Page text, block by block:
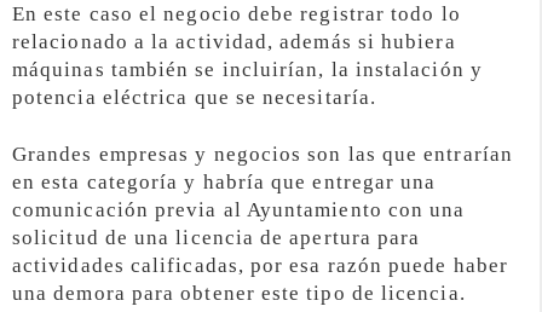
En este caso el negocio debe registrar todo lo
relacionado a la actividad, además si hubiera
máquinas también se incluirían, la instalación y
potencia eléctrica que se necesitaría.
Grandes empresas y negocios son las que entrarían
en esta categoría y habría que entregar una
comunicación previa al Ayuntamiento con una
solicitud de una licencia de apertura para
actividades calificadas, por esa razón puede haber
una demora para obtener este tipo de licencia.